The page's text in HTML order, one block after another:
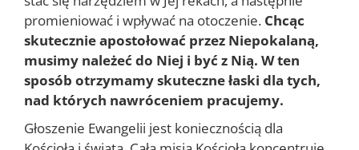
promieniować i wpływać na otoczenie. Chcąc
skutecznie apostołować przez Niepokalaną,
musimy należeć do Niej i być z Nią. W ten
sposób otrzymamy skuteczne łaski dla tych,
nad których nawróceniem pracujemy.
Głoszenie Ewangelii jest koniecznością dla